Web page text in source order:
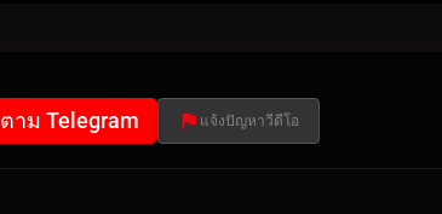
าม Telegram แจ้งปัญหาวีดีโอ